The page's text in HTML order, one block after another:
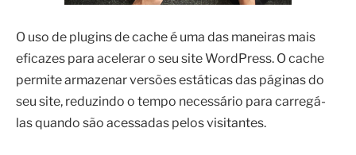
O uso de plugins de cache é uma das maneiras mais
eficazes para acelerar o seu site WordPress. O cache
permite armazenar versões estáticas das páginas do
seu site, reduzindo o tempo necessário para carregá-
las quando são acessadas pelos visitantes.